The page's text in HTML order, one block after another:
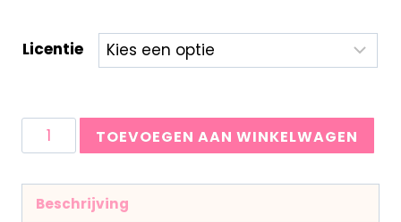
Licentie
TOEVOEGEN AAN WINKELWAGEN
Beschrijving